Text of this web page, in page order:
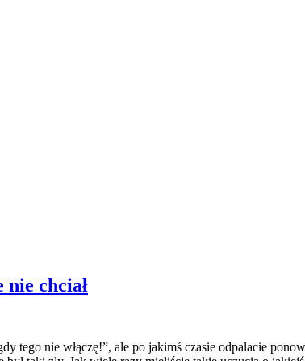
nie chciałJak
rozkochać